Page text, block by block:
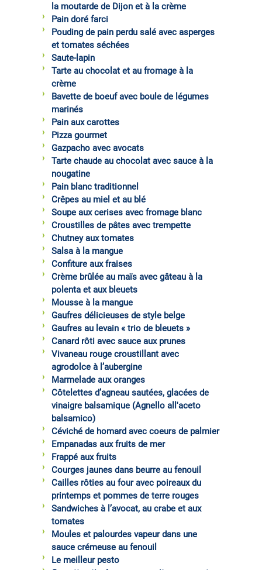
la moutarde de Dijon et à la crème
Pain doré farci
Pouding de pain perdu salé avec asperges
et tomates séchées
Saute-lapin
Tarte au chocolat et au fromage à la
crème
Bavette de boeuf avec boule de légumes
marinés
Pain aux carottes
Pizza gourmet
Gazpacho avec avocats
Tarte chaude au chocolat avec sauce à la
nougatine
Pain blanc traditionnel
Crêpes au miel et au blé
Soupe aux cerises avec fromage blanc
Croustilles de pâtes avec trempette
Chutney aux tomates
Salsa à la mangue
Confiture aux fraises
Crème brûlée au maïs avec gâteau à la
polenta et aux bleuets
Mousse à la mangue
Gaufres délicieuses de style belge
Gaufres au levain « trio de bleuets »
Canard rôti avec sauce aux prunes
Vivaneau rouge croustillant avec
agrodolce à l’aubergine
Marmelade aux oranges
Côtelettes d’agneau sautées, glacées de
vinaigre balsamique (Agnello all'aceto
balsamico)
Céviché de homard avec coeurs de palmier
Empanadas aux fruits de mer
Frappé aux fruits
Courges jaunes dans beurre au fenouil
Cailles rôties au four avec poireaux du
printemps et pommes de terre rouges
Sandwiches à l’avocat, au crabe et aux
tomates
Moules et palourdes vapeur dans une
sauce crémeuse au fenouil
Le meilleur pesto